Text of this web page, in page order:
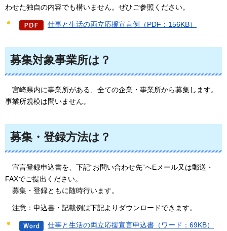
わせた独自の内容でも構いません。ぜひご参照ください。
仕事と生活の両立応援宣言例（PDF：156KB）
募集対象事業所は？
宮崎県内に事業所がある、全ての企業・事業所から募集します。
事業所規模は問いません。
募集・登録方法は？
宣言登録申込書を、下記“お問い合わせ先”へEメール又は郵送・
FAXでご提出ください。
募集・登録ともに随時行います。
注意：申込書・記載例は下記よりダウンロードできます。
仕事と生活の両立応援宣言申込書（ワード：69KB）